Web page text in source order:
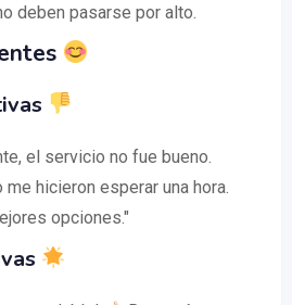
deben pasarse por alto.
el servicio no fue bueno.
hicieron esperar una hora.
opciones."